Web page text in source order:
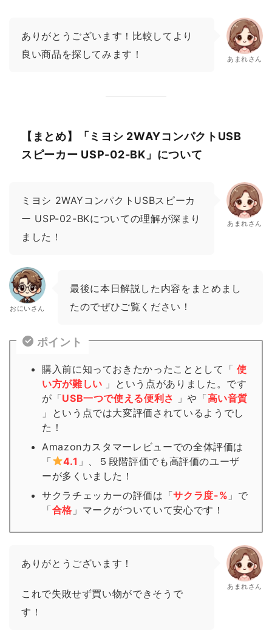
ありがとうございます！比較してより
良い商品を探してみます！
あまれさん
【まとめ】「ミヨシ 2WAYコンパクトUSB
スピーカー USP-02-BK」について
ミヨシ 2WAYコンパクトUSBスピーカ
ー USP-02-BKについての理解が深まり
ました！
あまれさん
おにいさん
最後に本日解説した内容をまとめまし
たのでぜひご覧ください！
ポイント
購入前に知っておきたかったこととして「 使
い方が難しい 」という点がありました。です
が「USB一つで使える便利さ 」や「高い音質
」という点では大変評価されているようでし
た！
Amazonカスタマーレビューでの全体評価は
「
4.1 」、５段階評価でも高評価のユーザ
ーが多くいました！
サクラチェッカーの評価は「サクラ度-% 」で
「合格 」 マーク がついていて安心です！
ありがとうございます！
これで失敗せず買い物ができそうで
す！
あまれさん